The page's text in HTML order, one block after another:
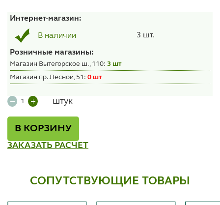
Интернет-магазин:
В наличии 3 шт.
Розничные магазины:
Магазин Вытегорское ш., 110: 3 шт
Магазин пр. Лесной, 51: 0 шт
штук
В КОРЗИНУ
ЗАКАЗАТЬ РАСЧЕТ
СОПУТСТВУЮЩИЕ ТОВАРЫ